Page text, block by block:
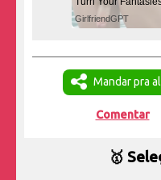
GirlfriendGPT
Mandar pra
Comentar
🥇